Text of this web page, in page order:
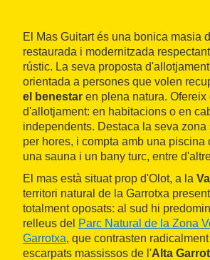
El Mas Guitart és una bonica masia
restaurada i modernitzada
rústic. La seva proposta
orientada a persones que volen
el benestar en plena natura.
d'allotjament: en habitacions o en
independents. Destaca la seva zona
per hores, i compta amb una piscina
una sauna i un bany turc, entre
El mas està situat prop d'Olot, a la
territori natural de la Garrotxa
totalment oposats: al sud hi
relleus del Parc Natural de la Zona
Garrotxa, que contrasten
escarpats massissos de l'Alta